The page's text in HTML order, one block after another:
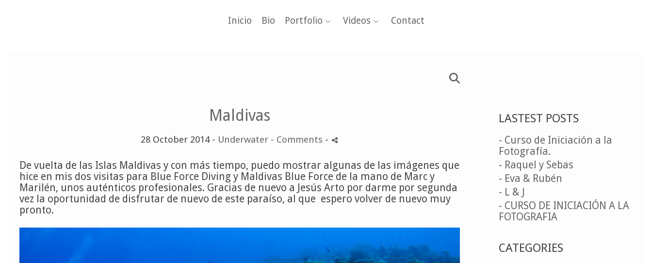
Inicio Bio Portfolio Videos Contact
Maldivas
28 October 2014 - Underwater - Comments -
De vuelta de las Islas Maldivas y con más tiempo, puedo mostrar algunas de las imágenes que
hice en mis dos visitas para Blue Force Diving y Maldivas Blue Force de la mano de Marc y
Marilén, unos auténticos profesionales. Gracias de nuevo a Jesús Arto por darme por segunda
vez la oportunidad de disfrutar de nuevo de este paraíso, al que espero volver de nuevo muy
pronto.
LASTEST POSTS
- Curso de Iniciación a la
Fotografía.
- Raquel y Sebas
- Eva & Rubén
- L & J
- CURSO DE INICIACIÓN A LA
FOTOGRAFIA
CATEGORIES